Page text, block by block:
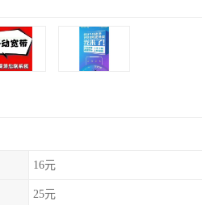
16元
25元